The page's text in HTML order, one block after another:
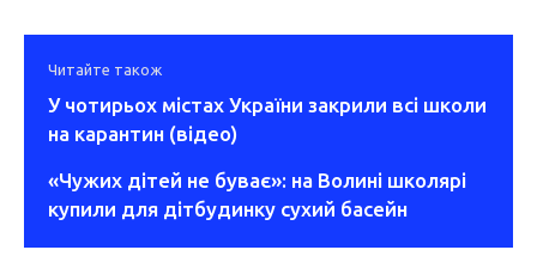
Читайте також
У чотирьох містах України закрили всі школи
на карантин (відео)
«Чужих дітей не буває»: на Волині школярі
купили для дітбудинку сухий басейн